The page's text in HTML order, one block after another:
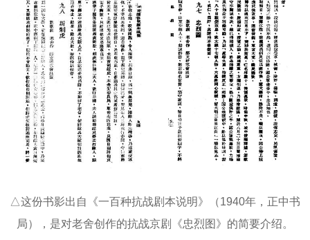
△这份书影出自《一百种抗战剧本说明》（1940年，正中书
局），是对老舍创作的抗战京剧《忠烈图》的简要介绍。